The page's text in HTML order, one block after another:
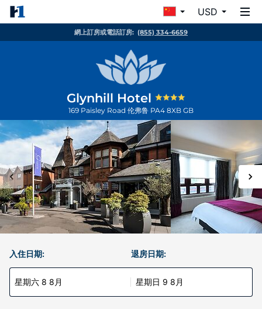
USD
網上訂房或電話訂房: (855) 334-6659
Glynhill Hotel
169 Paisley Road 伦弗鲁 PA4 8XB GB
入住日期:
星期六 8 8月
退房日期:
星期日 9 8月